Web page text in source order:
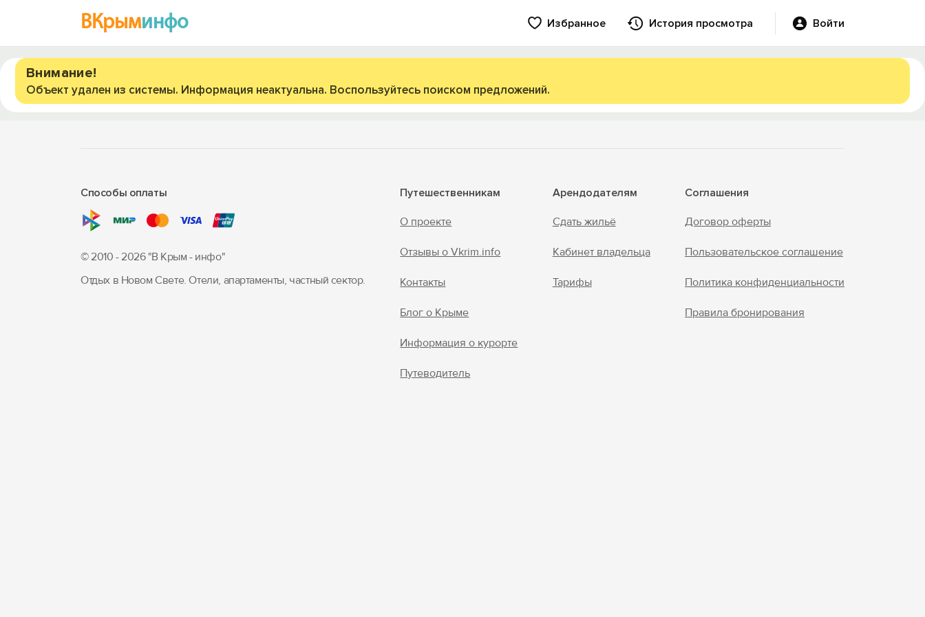
ВКрыминфо Избранное История просмотра Войти
Внимание!
Объект удален из системы. Информация неактуальна. Воспользуйтесь поиском предложений.
Путешественникам
О проекте
Отзывы о Vkrim.info
Контакты
Блог о Крыме
Информация о курорте
Путеводитель
Арендодателям
Сдать жильё
Кабинет владельца
Тарифы
Соглашения
Договор оферты
Пользовательское соглашение
Политика конфиденциальности
Правила бронирования
Способы оплаты
© 2010 - 2026 "В Крым - инфо"
Отдых в Новом Свете. Отели, апартаменты, частный сектор.
Вход на сайт
Войти с помощью